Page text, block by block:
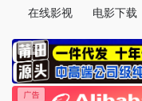
在线影视 电影下载